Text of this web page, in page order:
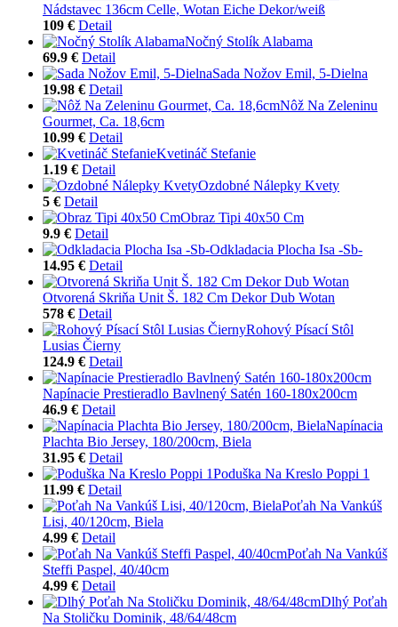
Nádstavec 136cm Celle, Wotan Eiche Dekor/weiß
109 € Detail
Nočný Stolík Alabama
69.9 € Detail
Sada Nožov Emil, 5-Dielna
19.98 € Detail
Nôž Na Zeleninu
Gourmet, Ca. 18,6cm
10.99 € Detail
Kvetináč Stefanie
1.19 € Detail
Ozdobné Nálepky Kvety
5 € Detail
Obraz Tipi 40x50 Cm
9.9 € Detail
Odkladacia Plocha Isa -Sb-
14.95 € Detail
Otvorená Skriňa Unit Š. 182 Cm Dekor Dub Wotan
578 € Detail
Rohový Písací Stôl
Lusias Čierny
124.9 € Detail
Napínacie Prestieradlo Bavlnený Satén 160-180x200cm
46.9 € Detail
Napínacia
Plachta Bio Jersey, 180/200cm, Biela
31.95 € Detail
Poduška Na Kreslo Poppi 1
11.99 € Detail
Poťah Na Vankúš
Lisi, 40/120cm, Biela
4.99 € Detail
Poťah Na Vankúš
Steffi Paspel, 40/40cm
4.99 € Detail
Dlhý Poťah
Na Stoličku Dominik, 48/64/48cm